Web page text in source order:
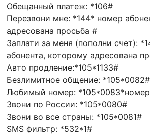
Обещанный платеж: *106#
Перезвони мне: *144* номер
адресована просьба #
Заплати за меня (пополни счет):
абонента, которому адресована
Авто продление:*105*1133#
Безлимитное общение: *105*0082#
Любимый номер: *105*0083*номер
Звони по России: *105*0080#
Звони во все страны: *105*0081#
SMS фильтр: *532*1#